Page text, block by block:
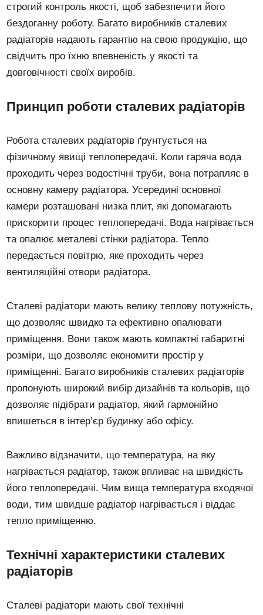
строгий контроль якості, щоб забезпечити його
бездоганну роботу. Багато виробників сталевих
радіаторів надають гарантію на свою продукцію, що
свідчить про їхню впевненість у якості та
довговічності своїх виробів.
Принцип роботи сталевих радіаторів
Робота сталевих радіаторів ґрунтується на
фізичному явищі теплопередачі. Коли гаряча вода
проходить через водостічні труби, вона потрапляє в
основну камеру радіатора. Усередині основної
камери розташовані низка плит, які допомагають
прискорити процес теплопередачі. Вода нагрівається
та опалює металеві стінки радіатора. Тепло
передається повітрю, яке проходить через
вентиляційні отвори радіатора.
Сталеві радіатори мають велику теплову потужність,
що дозволяє швидко та ефективно опалювати
приміщення. Вони також мають компактні габаритні
розміри, що дозволяє економити простір у
приміщенні. Багато виробників сталевих радіаторів
пропонують широкий вибір дизайнів та кольорів, що
дозволяє підібрати радіатор, який гармонійно
впишеться в інтер’єр будинку або офісу.
Важливо відзначити, що температура, на яку
нагрівається радіатор, також впливає на швидкість
його теплопередачі. Чим вища температура входячої
води, тим швидше радіатор нагрівається і віддає
тепло приміщенню.
Технічні характеристики сталевих
радіаторів
Сталеві радіатори мають свої технічні